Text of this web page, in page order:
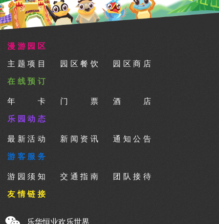
漫游园区
主题项目 园区餐饮 园区商店
在线预订
年卡 门票 酒店
乐园动态
最新活动 新闻资讯 通知公告
游客服务
游园须知 交通指南 团队接待
友情链接
乐华恒业欢乐世界